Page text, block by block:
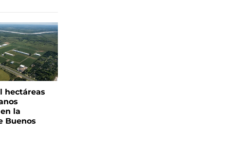
hectáreas
la
Buenos